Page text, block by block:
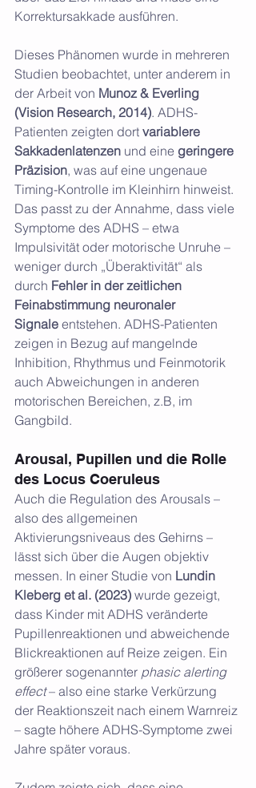
Korrektursakkade ausführen.
Dieses Phänomen wurde in mehreren
Studien beobachtet, unter anderem in
der Arbeit von Munoz & Everling
(Vision Research, 2014). ADHS-
Patienten zeigten dort variablere
Sakkadenlatenzen und eine geringere
Präzision, was auf eine ungenaue
Timing-Kontrolle im Kleinhirn hinweist.
Das passt zu der Annahme, dass viele
Symptome des ADHS – etwa
Impulsivität oder motorische Unruhe –
weniger durch „Überaktivität“ als
durch Fehler in der zeitlichen
Feinabstimmung neuronaler
Signale entstehen. ADHS-Patienten
zeigen in Bezug auf mangelnde
Inhibition, Rhythmus und Feinmotorik
auch Abweichungen in anderen
motorischen Bereichen, z.B, im
Gangbild.
Arousal, Pupillen und die Rolle
des Locus Coeruleus
Auch die Regulation des Arousals –
also des allgemeinen
Aktivierungsniveaus des Gehirns –
lässt sich über die Augen objektiv
messen. In einer Studie von Lundin
Kleberg et al. (2023) wurde gezeigt,
dass Kinder mit ADHS veränderte
Pupillenreaktionen und abweichende
Blickreaktionen auf Reize zeigen. Ein
größerer sogenannter phasic alerting
effect – also eine starke Verkürzung
der Reaktionszeit nach einem Warnreiz
– sagte höhere ADHS-Symptome zwei
Jahre später voraus.